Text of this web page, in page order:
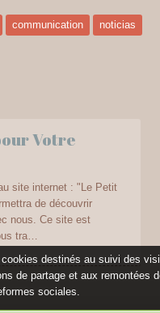
communication noticias
Votre
site internet : "Le Petit
de découvrir
nous. Ce site est
tra…
destinés au suivi des
de partage et aux remontées
sociales.